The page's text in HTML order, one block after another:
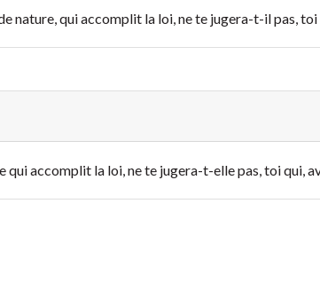
nature, qui accomplit la loi, ne te jugera-t-il pas,
qui accomplit la loi, ne te jugera-t-elle pas, toi qui,